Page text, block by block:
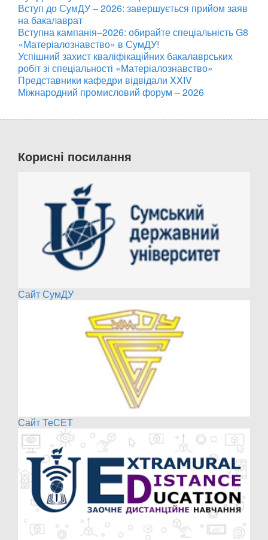
Вступ до СумДУ – 2026: завершується прийом заяв
на бакалаврат
Вступна кампанія–2026: обирайте спеціальність G8
«Матеріалознавство» в СумДУ!
Успішний захист кваліфікаційних бакалаврських
робіт зі спеціальності «Матеріалознавство»
Представники кафедри відвідали XXIV
Міжнародний промисловий форум – 2026
Корисні посилання
Сайт СумДУ
Сайт ТеСЕТ